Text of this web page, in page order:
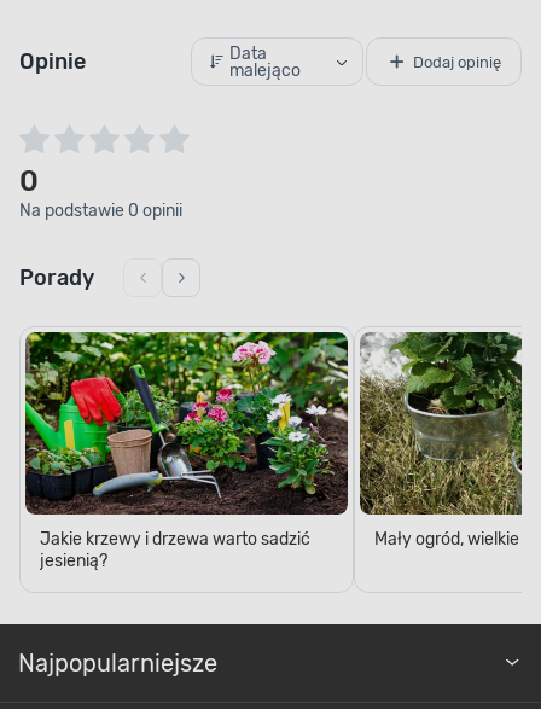
malejąco
Dodaj opinię
0
Na podstawie 0 opinii
Jakie krzewy i drzewa warto sadzić
jesienią?
Mały ogród, wielkie